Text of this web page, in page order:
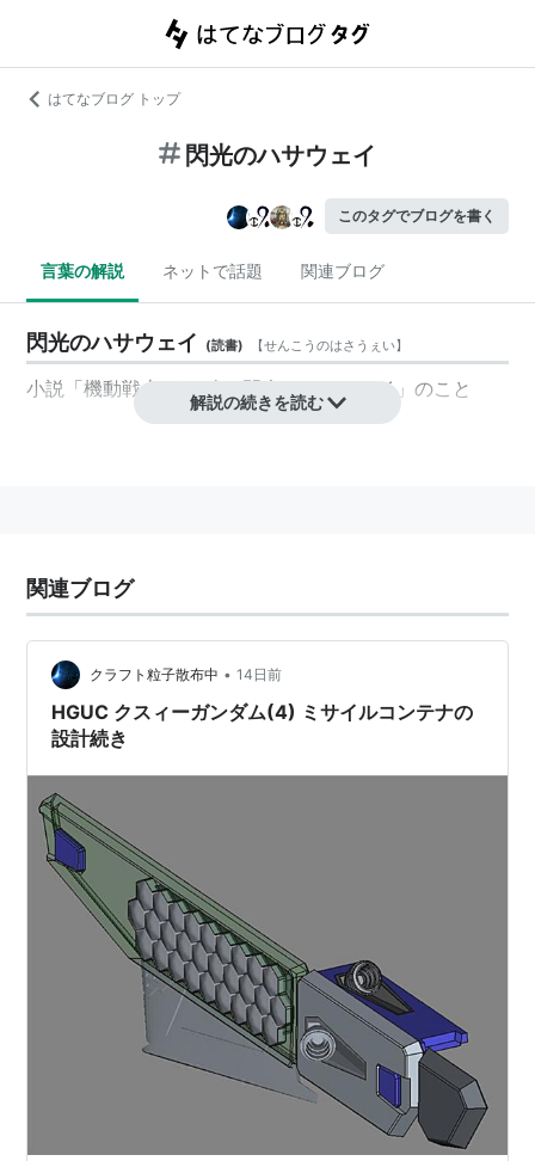
はてなブログ トップ
閃光のハサウェイ
このタグでブログを書く
言葉の解説 ネットで話題 関連ブログ
閃光のハサウェイ (読書) 【せんこうのはさうぇい】
小説「機動戦士ガンダム 閃光のハサウェイ」のこと
解説の続きを読む
関連ブログ
クラフト粒子散布中 • 14日前
HGUC クスィーガンダム(4) ミサイルコンテナの
設計続き